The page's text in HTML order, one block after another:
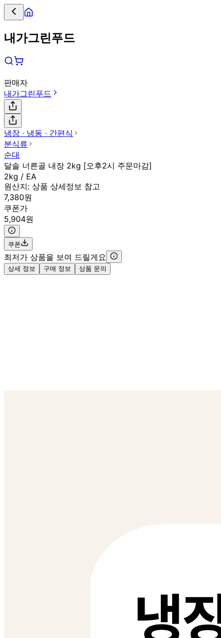
내가그린푸드
판매자
내가그린푸드
냉장 ∙ 냉동 ∙ 간편식
분식류
순대
달솔 너른골 내장 2kg [오후2시 주문마감]
2kg / EA
원산지: 상품 상세정보 참고
7,380원
쿠폰가
5,904원
쿠폰
최저가 상품을 보여 드릴게요
상세 정보 구매 정보 상품 문의